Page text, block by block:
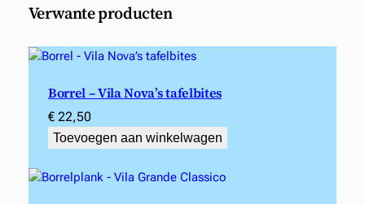
Verwante producten
Borrel – Vila Nova’s tafelbites
€22,50
Toevoegen aan winkelwagen